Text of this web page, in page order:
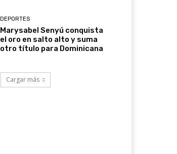
DEPORTES
Marysabel Senyú conquista
el oro en salto alto y suma
otro título para Dominicana
Cargar más